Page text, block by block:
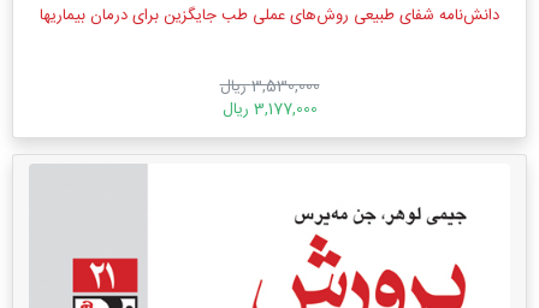
دانش‌نامه شفای طبیعی روش‌های عملی طب جایگزین برای درمان بیماریها
3,530,000 ریال
3,177,000 ریال